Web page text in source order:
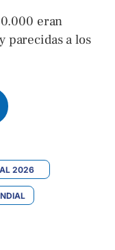
eran
parecidas a los
2026